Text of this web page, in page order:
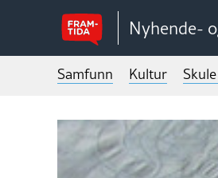
Nyhende-
Samfunn Kultur